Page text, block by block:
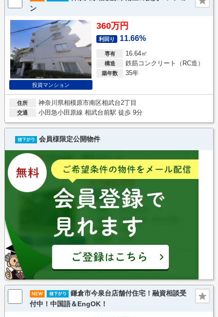
ン
投資マンション
360万円
利回り 11.66%
専有 16.64㎡
構造 鉄筋コンクリート（RC造）
築年数 35年
住所 神奈川県相模原市南区相武台2丁目
交通 小田急小田原線 相武台前駅 徒歩 9分
会員様限定公開物件
鎌倉市今泉台店舗付住宅！融資相談受
付中！中国語＆EngOK！